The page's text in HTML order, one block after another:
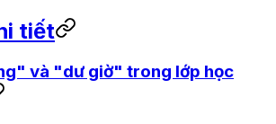
tiết
và "dư giờ" trong lớp học